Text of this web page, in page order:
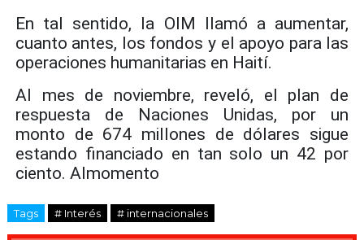
En tal sentido, la OIM llamó a aumentar,
cuanto antes, los fondos y el apoyo para las
operaciones humanitarias en Haití.
Al mes de noviembre, reveló, el plan de
respuesta de Naciones Unidas, por un
monto de 674 millones de dólares sigue
estando financiado en tan solo un 42 por
ciento. Almomento
Tags # Interés # internacionales